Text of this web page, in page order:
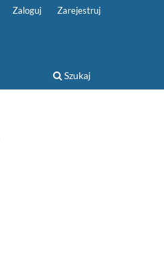
Szukaj
Zaloguj Zarejestruj